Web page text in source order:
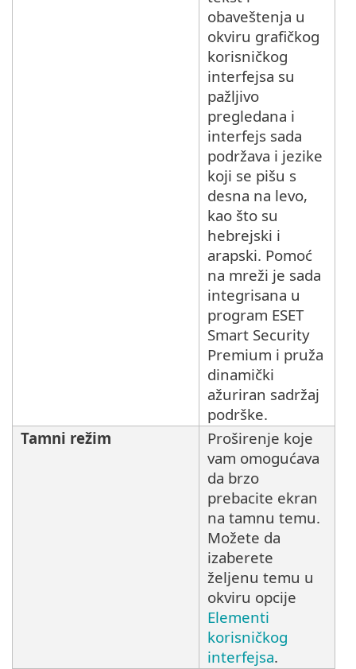
obaveštenja u
okviru grafičkog
korisničkog
interfejsa su
pažljivo
pregledana i
interfejs sada
podržava i jezike
koji se pišu s
desna na levo,
kao što su
hebrejski i
arapski. Pomoć
na mreži je sada
integrisana u
program ESET
Smart Security
Premium i pruža
dinamički
ažuriran sadržaj
podrške.
Tamni režim
Proširenje koje
vam omogućava
da brzo
prebacite ekran
na tamnu temu.
Možete da
izaberete
željenu temu u
okviru opcije
Elementi
korisničkog
interfejsa.